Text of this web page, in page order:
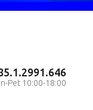
Pet 10:00-18:00